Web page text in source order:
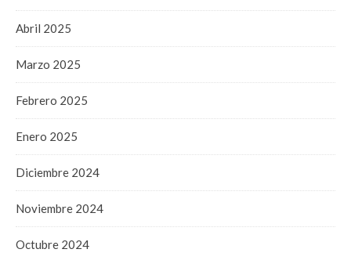
Abril 2025
Marzo 2025
Febrero 2025
Enero 2025
Diciembre 2024
Noviembre 2024
Octubre 2024